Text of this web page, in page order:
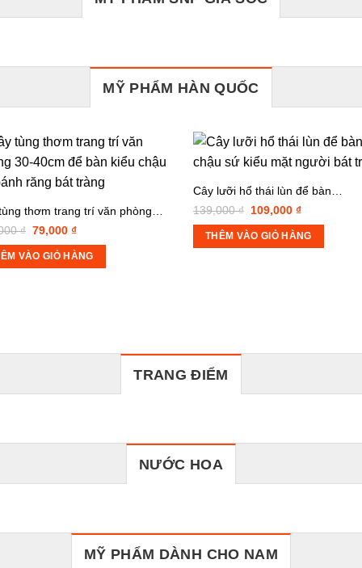
MỸ PHẨM HÀN QUỐC
thơm trang trí văn phòng…
₫ Giá
gốc
là:
109,000 ₫.
79,000₫Giá
tại
là:
VÀO GIỎ HÀNG
Cây lưỡi hổ thái lùn để bàn…
139,000₫ Giá
là:
139,000 ₫.
109,000₫Giá
tại
là:
THÊM VÀO GIỎ HÀNG
TRANG ĐIỂM
NƯỚC HOA
MỸ PHẨM DÀNH CHO NAM